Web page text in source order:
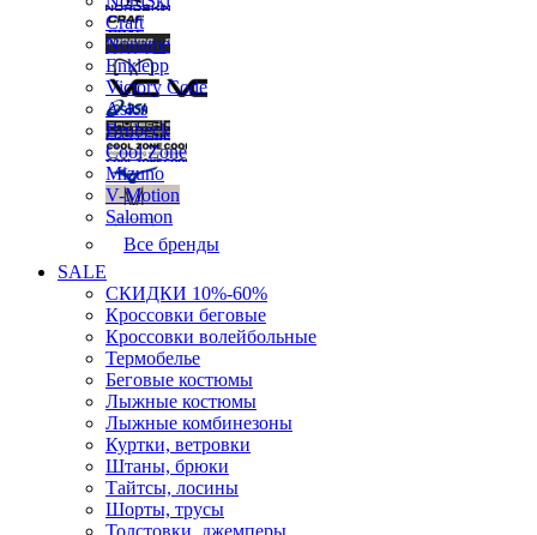
Craft
Noname
Enklepp
Victory Code
Asics
Brubeck
Cool Zone
Mizuno
V-Motion
Salomon
Все бренды
SALE
СКИДКИ 10%-60%
Кроссовки беговые
Кроссовки волейбольные
Термобелье
Беговые костюмы
Лыжные костюмы
Лыжные комбинезоны
Куртки, ветровки
Штаны, брюки
Тайтсы, лосины
Шорты, трусы
Толстовки, джемперы